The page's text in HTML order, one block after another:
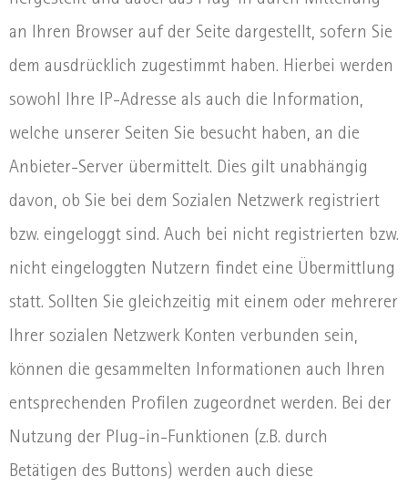
an Ihren Browser auf der Seite dargestellt, sofern Sie
dem ausdrücklich zugestimmt haben. Hierbei werden
sowohl Ihre IP-Adresse als auch die Information,
welche unserer Seiten Sie besucht haben, an die
Anbieter-Server übermittelt. Dies gilt unabhängig
davon, ob Sie bei dem Sozialen Netzwerk registriert
bzw. eingeloggt sind. Auch bei nicht registrierten bzw.
nicht eingeloggten Nutzern findet eine Übermittlung
statt. Sollten Sie gleichzeitig mit einem oder mehrerer
Ihrer sozialen Netzwerk Konten verbunden sein,
können die gesammelten Informationen auch Ihren
entsprechenden Profilen zugeordnet werden. Bei der
Nutzung der Plug-in-Funktionen (z.B. durch
Betätigen des Buttons) werden auch diese